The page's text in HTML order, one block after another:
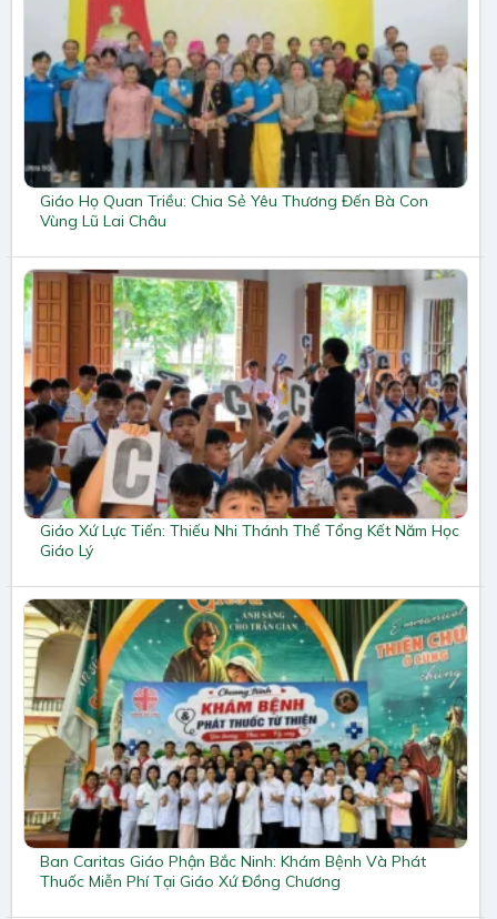
Giáo Họ Quan Triều: Chia Sẻ Yêu Thương Đến Bà Con
Vùng Lũ Lai Châu
Giáo Xứ Lực Tiến: Thiếu Nhi Thánh Thể Tổng Kết Năm Học
Giáo Lý
Ban Caritas Giáo Phận Bắc Ninh: Khám Bệnh Và Phát
Thuốc Miễn Phí Tại Giáo Xứ Đồng Chương